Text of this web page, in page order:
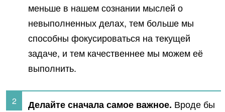
меньше в нашем сознании мыслей о
невыполненных делах, тем больше мы
способны фокусироваться на текущей
задаче, и тем качественнее мы можем её
выполнить.
Делайте сначала самое важное. Вроде бы